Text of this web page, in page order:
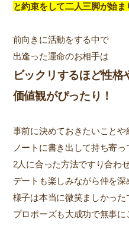
と約束をして二人三脚が始ま
前向きに活動をする中で
出逢った運命のお相手は
ビックリするほど性格
価値観がぴったり！
事前に決めておきたいことや
ノートに書き出して持ち寄っ
2人に合った方法ですり合わ
デートも楽しみながら仲を深
様子は本当に微笑ましかった
プロポーズも大成功で無事に